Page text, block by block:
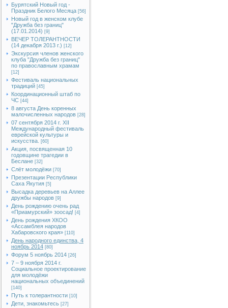
Бурятский Новый год -
Праздник Белого Месяца [56]
Новый год в женском клубе
"Дружба без границ"
(17.01.2014) [9]
ВЕЧЕР ТОЛЕРАНТНОСТИ
(14 декабря 2013 г.) [12]
Экскурсия членов женского
клуба "Дружба без границ"
по православным храмам
[12]
Фестиваль национальных
традиций [45]
Координационный штаб по
ЧС [44]
8 августа День коренных
малочисленных народов [28]
07 сентября 2014 г. XII
Международный фестиваль
еврейской культуры и
искусства.
[60]
Акция, посвященная 10
годовщине трагедии в
Беслане [32]
Слёт молодёжи [70]
Презентации Республики
Саха Якутия [5]
Высадка деревьев на Аллее
дружбы народов [9]
День рождению очень рад
«Приамурский» зоосад! [4]
День рождения ХКОО
«Ассамблея народов
Хабаровского края» [110]
День народного единства, 4
ноябрь 2014 [80]
Форум 5 ноябрь 2014 [26]
7 – 9 ноября 2014 г.
Социальное проектирование
для молодёжи
национальных объединений
[140]
Путь к толерантности [10]
Дети, знакомьтесь [27]